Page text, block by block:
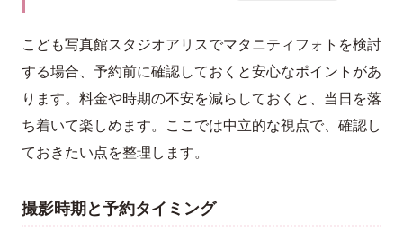
こども写真館スタジオアリスでマタニティフォトを検討
する場合、予約前に確認しておくと安心なポイントがあ
ります。料金や時期の不安を減らしておくと、当日を落
ち着いて楽しめます。ここでは中立的な視点で、確認し
ておきたい点を整理します。
撮影時期と予約タイミング